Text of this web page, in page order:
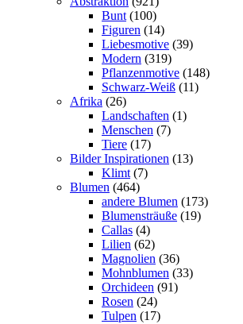
Bunt (100)
Figuren (14)
Liebesmotive (39)
Modern (319)
Pflanzenmotive (148)
Schwarz-Weiß (11)
Afrika (26)
Landschaften (1)
Menschen (7)
Tiere (17)
Bilder Inspirationen (13)
Klimt (7)
Blumen (464)
andere Blumen (173)
Blumensträuße (19)
Callas (4)
Lilien (62)
Magnolien (36)
Mohnblumen (33)
Orchideen (91)
Rosen (24)
Tulpen (17)